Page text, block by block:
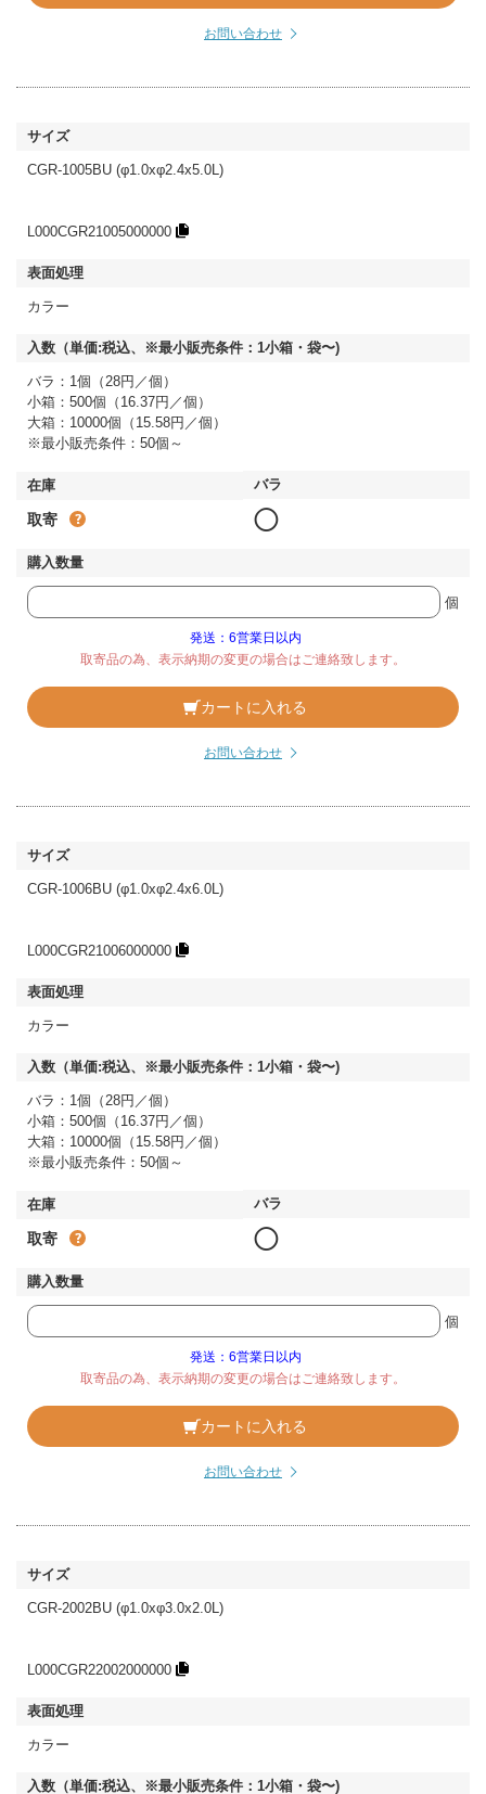
お問い合わせ
CGR-1005BU (φ1.0xφ2.4x5.0L)
L000CGR21005000000
カラー
バラ：1個（28円／個）
小箱：500個（16.37円／個）
大箱：10000個（15.58円／個）
※最小販売条件：50個～
取寄 ◯
個
発送：6営業日以内
取寄品の為、表示納期の変更の場合はご連絡致します。
カートに入れる
お問い合わせ
CGR-1006BU (φ1.0xφ2.4x6.0L)
L000CGR21006000000
カラー
バラ：1個（28円／個）
小箱：500個（16.37円／個）
大箱：10000個（15.58円／個）
※最小販売条件：50個～
取寄 ◯
個
発送：6営業日以内
取寄品の為、表示納期の変更の場合はご連絡致します。
カートに入れる
お問い合わせ
CGR-2002BU (φ1.0xφ3.0x2.0L)
L000CGR22002000000
カラー